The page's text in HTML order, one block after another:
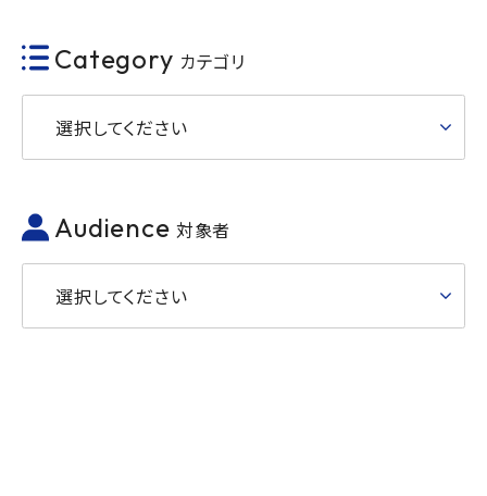
Category カテゴリ
選択してください
Audience 対象者
選択してください